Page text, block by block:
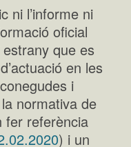
ni l’informe ni
oficial
que es
en les
i
normativa de
fer referència
) i un